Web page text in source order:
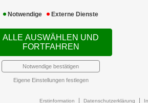
Notwendige Externe Dienste
ALLE AUSWÄHLEN UND
FORTFAHREN
Notwendige bestätigen
Eigene Einstellungen festlegen
Erstinformation Datenschutzerklärung